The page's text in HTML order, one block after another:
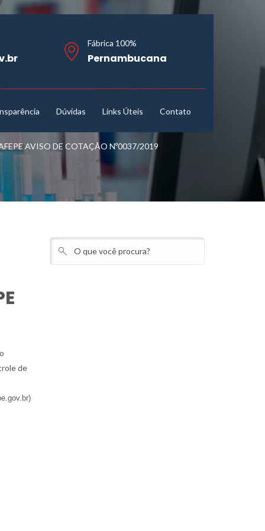
Fábrica 100%
Pernambucana
Dúvidas Links Úteis Contato
AVISO DE COTAÇÃO Nº0037/2019
de